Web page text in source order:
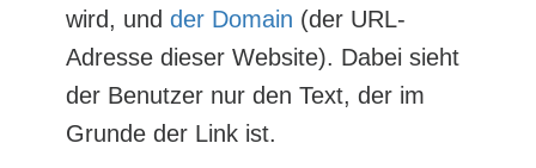
wird, und der Domain (der URL-
Adresse dieser Website). Dabei sieht
der Benutzer nur den Text, der im
Grunde der Link ist.